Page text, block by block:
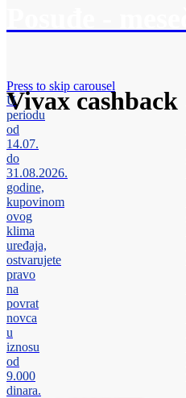
Vivax cashback
Press to skip carousel
U
periodu
od
14.07.
do
31.08.2026.
godine,
kupovinom
ovog
klima
uređaja,
ostvarujete
pravo
na
povrat
novca
u
iznosu
od
9.000
dinara.